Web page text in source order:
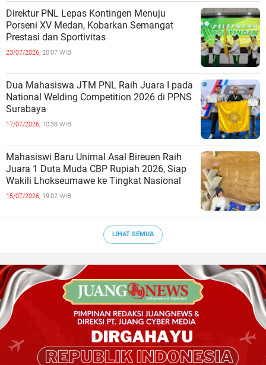
Direktur PNL Lepas Kontingen Menuju
Porseni XV Medan, Kobarkan Semangat
Prestasi dan Sportivitas
23/07/2026, 20:07 WIB
Dua Mahasiswa JTM PNL Raih Juara I pada
National Welding Competition 2026 di PPNS
Surabaya
17/07/2026, 10:38 WIB
Mahasiswi Baru Unimal Asal Bireuen Raih
Juara 1 Duta Muda CBP Rupiah 2026, Siap
Wakili Lhokseumawe ke Tingkat Nasional
15/07/2026, 19:02 WIB
LIHAT SEMUA